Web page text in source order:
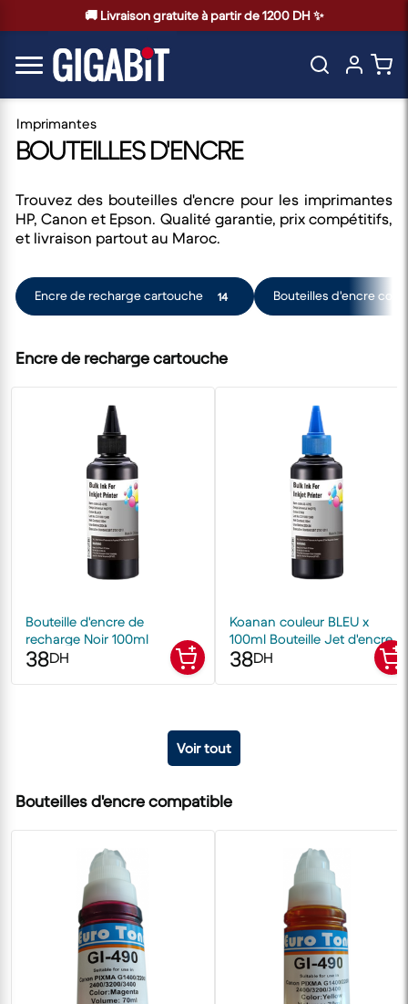
🚚 Livraison gratuite à partir de 1200 DH ✨
Imprimantes
BOUTEILLES D'ENCRE
Trouvez des bouteilles d'encre pour les imprimantes
HP, Canon et Epson. Qualité garantie, prix compétitifs,
et livraison partout au Maroc.
Encre de recharge cartouche 14 Bouteilles d'encre
Encre de recharge cartouche
Bouteille d'encre de
recharge Noir 100ml
38DH
Koanan couleur BLEU x
100ml Bouteille Jet d'encre
Cartouche Recharge Kit
38DH
Voir tout
Bouteilles d'encre compatible